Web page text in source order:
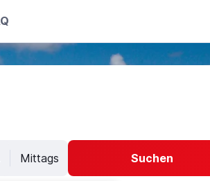
Mittags Suchen